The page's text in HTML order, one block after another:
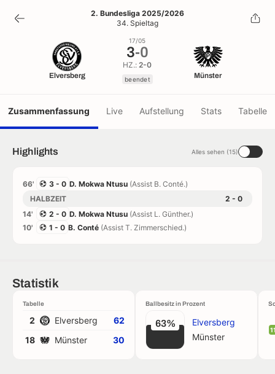
3-0
beendet
2. Bundesliga 2025/2026
34. Spieltag
Elversberg
17/05
3-0
HZ.:2-0
beendet Münster
Zusammenfassung Live Aufstellung Stats Tabelle
Highlights Alles sehen (15)
66' 3 - 0 D. Mokwa Ntusu (Assist B. Conté.)
HALBZEIT
2 - 0
14'
2 - 0 D. Mokwa Ntusu (Assist L. Günther.)
10'
1 - 0 B. Conté (Assist T. Zimmerschied.)
Statistik
Tabelle
2 Elversberg
62
18
Münster 30
Ballbesitz in Prozent
63%
Elversberg
Münster